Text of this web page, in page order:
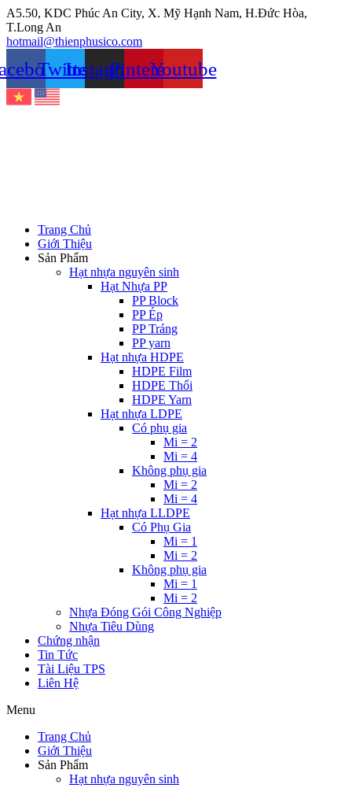
Chuyển
đến
nội
A5.50, KDC Phúc An City, X. Mỹ Hạnh Nam, H.Đức Hòa,
T.Long An
hotmail@thienphusico.com
TwitterInstagramPinterestYoutube
Trang Chủ
Giới Thiệu
Sản Phẩm
Hạt nhựa nguyên sinh
Hạt Nhựa PP
PP Block
PP Ép
PP Tráng
PP yarn
Hạt nhựa HDPE
HDPE Film
HDPE Thổi
HDPE Yarn
Hạt nhựa LDPE
Có phụ gia
Mi = 2
Mi = 4
Không phụ gia
Mi = 2
Mi = 4
Hạt nhựa LLDPE
Có Phụ Gia
Mi = 1
Mi = 2
Không phụ gia
Mi = 1
Mi = 2
Nhựa Đóng Gói Công Nghiệp
Nhựa Tiêu Dùng
Chứng nhận
Tin Tức
Tài Liệu TPS
Liên Hệ
Menu
Trang Chủ
Giới Thiệu
Sản Phẩm
Hạt nhựa nguyên sinh